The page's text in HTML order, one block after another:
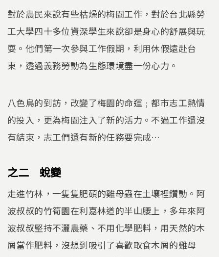
對於農民來說有些枯燥的梅園工作，對於台北縣勞
工大學四十多位資深學生來說卻是身心的舒展與玩
耍。他們第一次參與工作假期，利用休假遠赴台
東，透過義務勞動為生態環境盡一份心力。
八色鳥的到訪，改變了梅園的命運﹔都市志工熱情
的投入，更為梅園注入了新的活力。不過工作還沒
有結束，志工們還有新的任務要完成…
之二 蛻變
走進竹林，一隻隻肥碩的雞母蟲在土壤裡鑽動。阿
波叔叔的竹筍園在利嘉林道的半山腰上，多年來阿
波叔叔堅持不灑農藥、不用化學肥料，用天然的木
屑當作肥料，沒想到吸引了喜歡取食木屑的雞母